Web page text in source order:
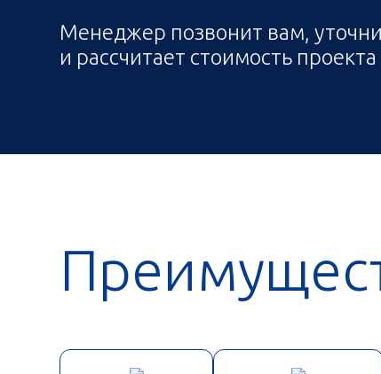
Менеджер позвонит вам,
и рассчитает стоимость проекта